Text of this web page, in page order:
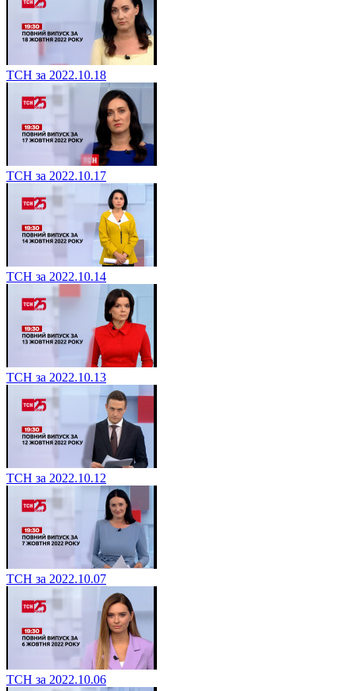
ТСН за 2022.10.18
ТСН за 2022.10.17
ТСН за 2022.10.14
ТСН за 2022.10.13
ТСН за 2022.10.12
ТСН за 2022.10.07
ТСН за 2022.10.06